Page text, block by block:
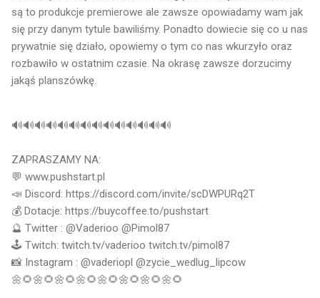
są to produkcje premierowe ale zawsze opowiadamy wam jak
się przy danym tytule bawiliśmy. Ponadto dowiecie się co u nas
prywatnie się działo, opowiemy o tym co nas wkurzyło oraz
rozbawiło w ostatnim czasie. Na okrasę zawsze dorzucimy
jakąś planszówkę.
🔊🔊🔊🔊🔊🔊🔊🔊🔊🔊🔊🔊🔊🔊
ZAPRASZAMY NA:
💬 www.pushstart.pl
📣 Discord: https://discord.com/invite/scDWPURq2T
💰 Dotacje: https://buycoffee.to/pushstart
🔮 Twitter : @Vaderioo @Pimol87
🕹 Twitch: twitch.tv/vaderioo twitch.tv/pimol87
📸 Instagram : @vaderiopl @zycie_wedlug_lipcow
🌼🌻🌼🌻🌼🌻🌼🌻🌼🌻🌼🌻🌼🌻🌼🌻